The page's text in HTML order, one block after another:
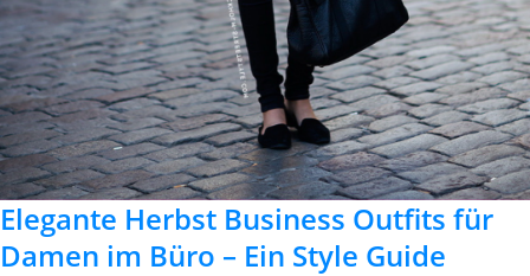
Elegante Herbst Business Outfits für
Damen im Büro – Ein Style Guide